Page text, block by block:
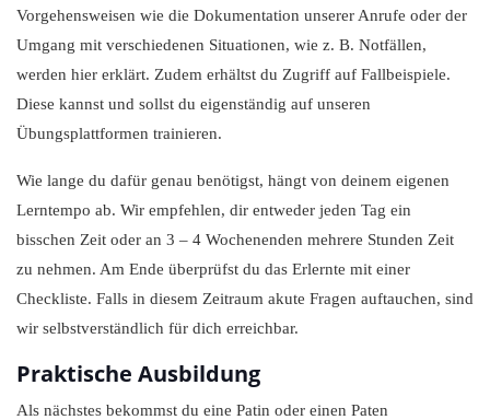
Vorgehensweisen wie die Dokumentation unserer Anrufe oder der
Umgang mit verschiedenen Situationen, wie z. B. Notfällen,
werden hier erklärt. Zudem erhältst du Zugriff auf Fallbeispiele.
Diese kannst und sollst du eigenständig auf unseren
Übungsplattformen trainieren.
Wie lange du dafür genau benötigst, hängt von deinem eigenen
Lerntempo ab. Wir empfehlen, dir entweder jeden Tag ein
bisschen Zeit oder an 3 – 4 Wochenenden mehrere Stunden Zeit
zu nehmen. Am Ende überprüfst du das Erlernte mit einer
Checkliste. Falls in diesem Zeitraum akute Fragen auftauchen, sind
wir selbstverständlich für dich erreichbar.
Praktische Ausbildung
Als nächstes bekommst du eine Patin oder einen Paten